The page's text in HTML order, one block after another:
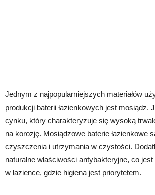
Jednym z najpopularniejszych materiałów
produkcji baterii łazienkowych jest mosiądz.
cynku, który charakteryzuje się wysoką
na korozję. Mosiądzowe baterie łazienkowe
czyszczenia i utrzymania w czystości.
naturalne właściwości antybakteryjne, co
w łazience, gdzie higiena jest priorytetem.